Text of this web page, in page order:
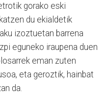
gorako eski
du ekialdetik
izoztuetan barrena
eguneko iraupena duen
eman zuten
eta geroztik, hainbat
da.